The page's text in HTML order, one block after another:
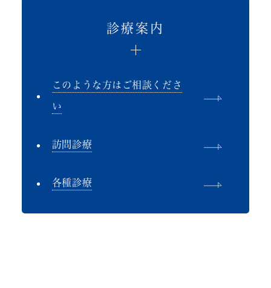
診療案内
このような方はご相談くださ
い
訪問診療
各種診療